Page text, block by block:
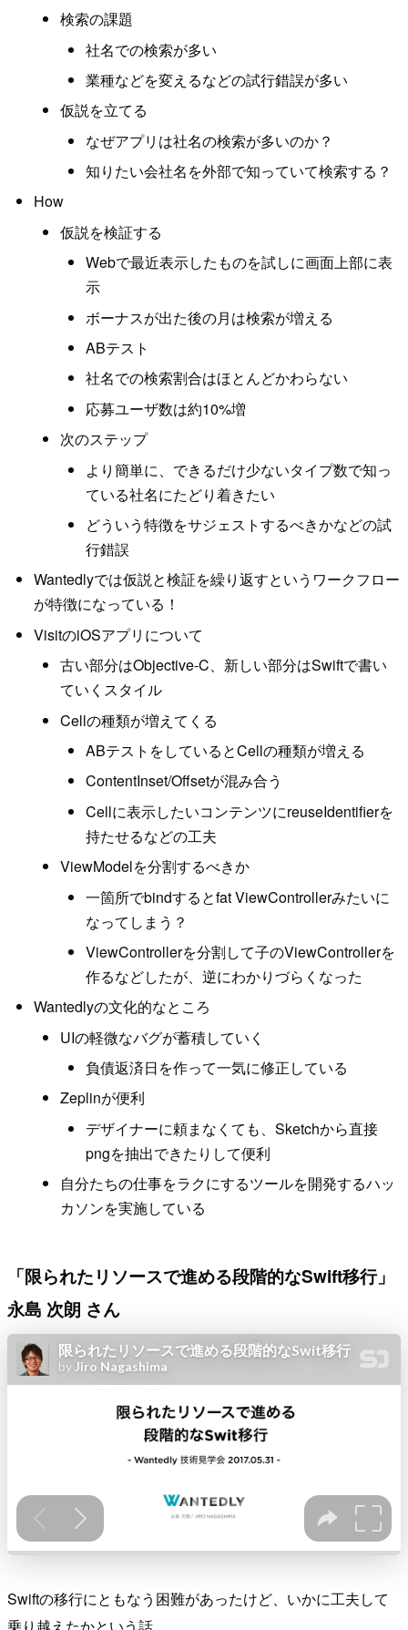
検索の課題
社名での検索が多い
業種などを変えるなどの試行錯誤が多い
仮説を立てる
なぜアプリは社名の検索が多いのか？
知りたい会社名を外部で知っていて検索する？
How
仮説を検証する
Webで最近表示したものを試しに画面上部に表
示
ボーナスが出た後の月は検索が増える
ABテスト
社名での検索割合はほとんどかわらない
応募ユーザ数は約10%増
次のステップ
より簡単に、できるだけ少ないタイプ数で知っ
ている社名にたどり着きたい
どういう特徴をサジェストするべきかなどの試
行錯誤
Wantedlyでは仮説と検証を繰り返すというワークフロー
が特徴になっている！
VisitのiOSアプリについて
古い部分はObjective-C、新しい部分はSwiftで書い
ていくスタイル
Cellの種類が増えてくる
ABテストをしているとCellの種類が増える
ContentInset/Offsetが混み合う
Cellに表示したいコンテンツにreuseIdentifierを
持たせるなどの工夫
ViewModelを分割するべきか
一箇所でbindするとfat ViewControllerみたいに
なってしまう？
ViewControllerを分割して子のViewControllerを
作るなどしたが、逆にわかりづらくなった
Wantedlyの文化的なところ
UIの軽微なバグが蓄積していく
負債返済日を作って一気に修正している
Zeplinが便利
デザイナーに頼まなくても、Sketchから直接
pngを抽出できたりして便利
自分たちの仕事をラクにするツールを開発するハッ
カソンを実施している
「限られたリソースで進める段階的なSwift移行」
永島 次朗 さん
Swiftの移行にともなう困難があったけど、いかに工夫して